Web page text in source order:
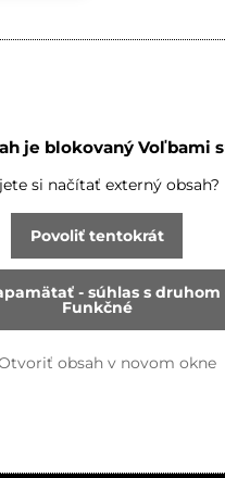
je blokovaný Voľbami
si načítať externý obsah?
Povoliť tentokrát
- súhlas s druhom
Funkčné
obsah v novom okne